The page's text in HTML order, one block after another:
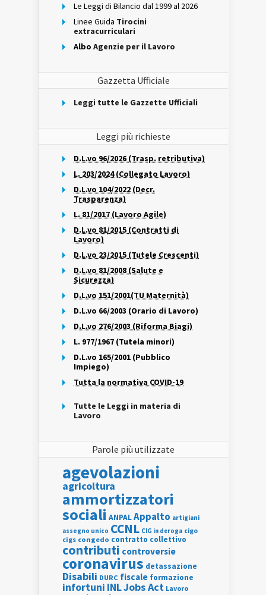
Le Leggi di Bilancio dal 1999 al 2026
Linee Guida Tirocini
extracurriculari
Albo Agenzie per il Lavoro
Gazzetta Ufficiale
Leggi tutte le Gazzette Ufficiali
Leggi più richieste
D.L.vo 96/2026 (Trasp. retributiva)
L. 203/2024 (Collegato Lavoro)
D.L.vo 104/2022 (Decr.
Trasparenza)
L. 81/2017 (Lavoro Agile)
D.L.vo 81/2015 (Contratti di
Lavoro)
D.L.vo 23/2015 (Tutele Crescenti)
D.L.vo 81/2008 (Salute e
Sicurezza)
D.L.vo 151/2001(TU Maternità)
D.L.vo 66/2003 (Orario di Lavoro)
D.L.vo 276/2003 (Riforma Biagi)
L. 977/1967 (Tutela minori)
D.L.vo 165/2001 (Pubblico
Impiego)
Tutta la normativa COVID-19
Tutte le Leggi in materia di
Lavoro
Parole più utilizzate
agevolazioni
agricoltura
ammortizzatori
sociali ANPALAppalto artigiani
assegno unico CCNL CIG in deroga cigo
cigs congedo contratto collettivo
contributi controversie
coronavirus detassazione
Disabili DURC fiscale formazione
infortuni INLJobs Act Lavoro